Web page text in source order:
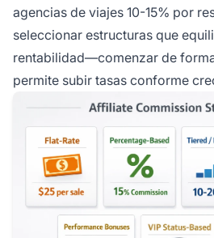
agencias de viajes 10-15% por
seleccionar estructuras que
rentabilidad—comenzar de
permite subir tasas conforme